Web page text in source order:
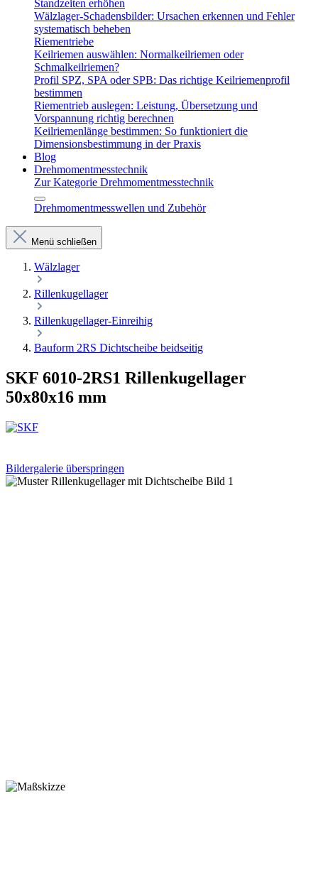
Standzeiten erhöhen
Wälzlager-Schadensbilder: Ursachen erkennen und Fehler
systematisch beheben
Riementriebe
Keilriemen auswählen: Normalkeilriemen oder
Schmalkeilriemen?
Profil SPZ, SPA oder SPB: Das richtige Keilriemenprofil
bestimmen
Riementrieb auslegen: Leistung, Übersetzung und
Vorspannung richtig berechnen
Keilriemenlänge bestimmen: So funktioniert die
Dimensionsbestimmung in der Praxis
Blog
Drehmomentmesstechnik
Zur Kategorie Drehmomentmesstechnik
Drehmomentmesswellen und Zubehör
Menü schließen
Wälzlager
Rillenkugellager
Rillenkugellager-Einreihig
Bauform 2RS Dichtscheibe beidseitig
SKF 6010-2RS1 Rillenkugellager
50x80x16 mm
Bildergalerie überspringen